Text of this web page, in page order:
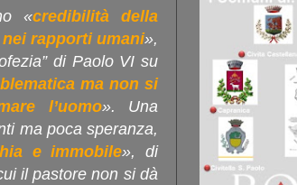
«credibilità della
rapporti umani»,
di Paolo VI su
ma non si
l’uomo». Una
ma poca speranza,
e immobile», di
il pastore non si dà